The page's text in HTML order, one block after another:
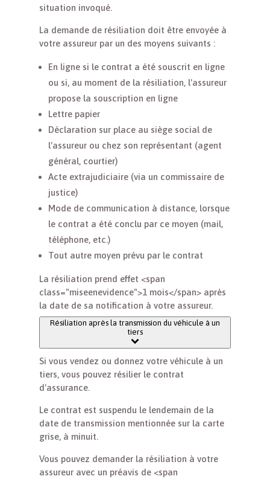
situation invoqué.
La demande de résiliation doit être envoyée à
votre assureur par un des moyens suivants :
En ligne si le contrat a été souscrit en ligne
ou si, au moment de la résiliation, l'assureur
propose la souscription en ligne
Lettre papier
Déclaration sur place au siège social de
l'assureur ou chez son représentant (agent
général, courtier)
Acte extrajudiciaire (via un commissaire de
justice)
Mode de communication à distance, lorsque
le contrat a été conclu par ce moyen (mail,
téléphone, etc.)
Tout autre moyen prévu par le contrat
La résiliation prend effet <span
class="miseenevidence">1 mois</span> après
la date de sa notification à votre assureur.
Résiliation après la transmission du véhicule à un
tiers
Si vous vendez ou donnez votre véhicule à un
tiers, vous pouvez résilier le contrat
d'assurance.
Le contrat est suspendu le lendemain de la
date de transmission mentionnée sur la carte
grise, à minuit.
Vous pouvez demander la résiliation à votre
assureur avec un préavis de <span